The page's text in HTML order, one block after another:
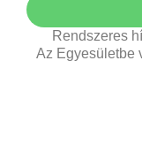
Rendszeres
Az Egyesületbe